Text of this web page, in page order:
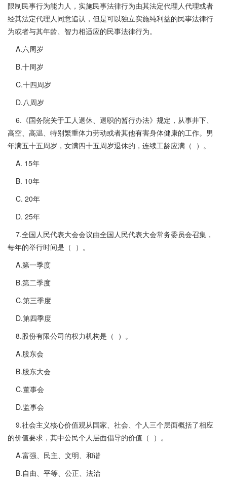
限制民事行为能力人，实施民事法律行为由其法定代理人代理或者
经其法定代理人同意追认，但是可以独立实施纯利益的民事法律行
为或者与其年龄、智力相适应的民事法律行为。
A.六周岁
B.十周岁
C.十四周岁
D.八周岁
6.《国务院关于工人退休、退职的暂行办法》规定，从事井下、
高空、高温、特别繁重体力劳动或者其他有害身体健康的工作。男
年满五十五周岁，女满四十五周岁退休的，连续工龄应满（ ）。
A. 15年
B. 10年
C. 20年
D. 25年
7.全国人民代表大会会议由全国人民代表大会常务委员会召集，
每年的举行时间是（ ）。
A.第一季度
B.第二季度
C.第三季度
D.第四季度
8.股份有限公司的权力机构是（ ）。
A.股东会
B.股东大会
C.董事会
D.监事会
9.社会主义核心价值观从国家、社会、个人三个层面概括了相应
的价值要求，其中公民个人层面倡导的价值（ ）。
A.富强、民主、文明、和谐
B.自由、平等、公正、法治